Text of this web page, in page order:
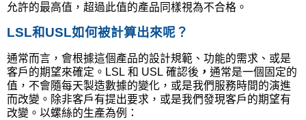
允許的最高值，超過此值的產品同樣視為不合格。
LSL和USL如何被計算出來呢？
通常而言，會根據這個產品的設計規範、功能的需求、或是
客戶的期望來確定。 LSL 和 USL 確認後 ， 通常是一個固定的
值，不會隨每天製造數據的變化，或是我們服務時間的演進
而改變。除非客戶有提出要求，或是我們發現客戶的期望有
改變。以螺絲的生產為例：